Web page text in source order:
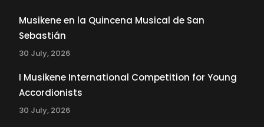
Musikene en la Quincena Musical de San
Sebastián
30 July, 2026
I Musikene International Competition for Young
Accordionists
30 July, 2026